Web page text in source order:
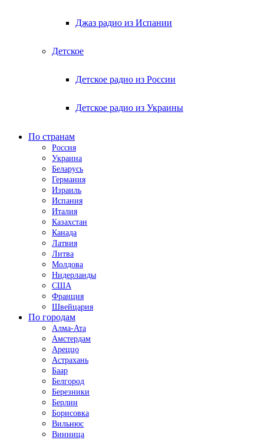
Джаз радио из Испании
Детское
Детское радио из России
Детское радио из Украины
По странам
Россия
Украина
Беларусь
Германия
Израиль
Испания
Италия
Казахстан
Канада
Латвия
Литва
Молдова
Нидерланды
США
Франция
Швейцария
По городам
Алма-Ата
Амстердам
Ареццо
Астрахань
Баар
Белгород
Березники
Берлин
Борисовка
Вильнюс
Винница